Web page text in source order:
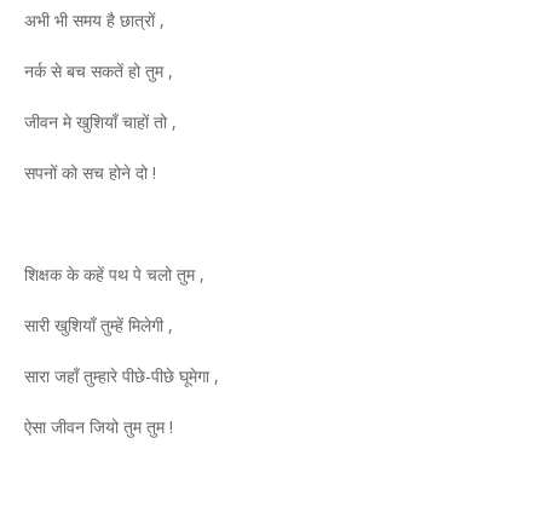
अभी भी समय है छात्रों ,
नर्क से बच सकतें हो तुम ,
जीवन मे खुशियाँ चाहों तो ,
सपनों को सच होने दो !
शिक्षक के कहें पथ पे चलो तुम ,
सारी खुशियाँ तुम्हें मिलेगी ,
सारा जहाँ तुम्हारे पीछे-पीछे घूमेगा ,
ऐसा जीवन जियो तुम तुम !